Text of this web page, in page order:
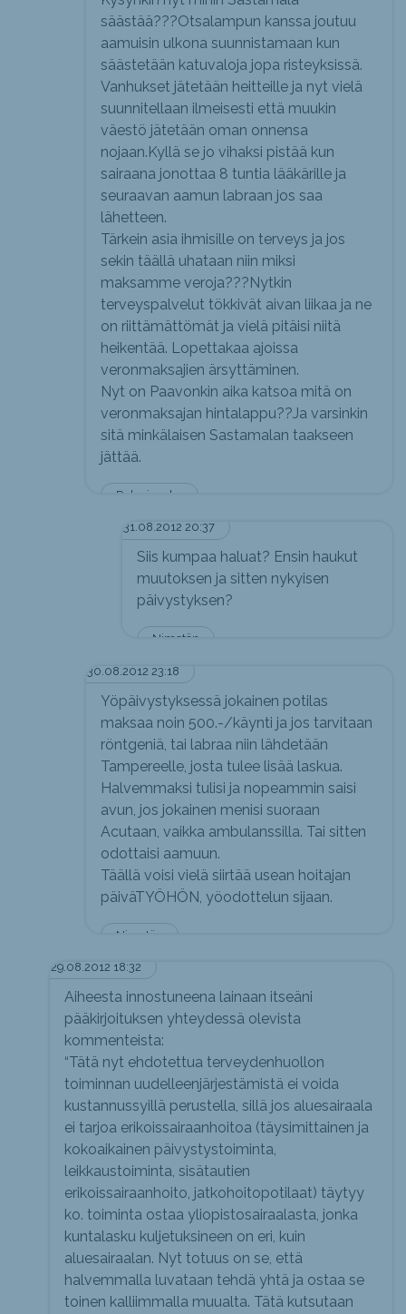
Raha ja raha
säästää???Otsalampun kanssa joutuu
aamuisin ulkona suunnistamaan kun
säästetään katuvaloja jopa risteyksissä.
Vanhukset jätetään heitteille ja nyt vielä
suunnitellaan ilmeisesti että muukin
väestö jätetään oman onnensa
nojaan.Kyllä se jo vihaksi pistää kun
sairaana jonottaa 8 tuntia lääkärille ja
seuraavan aamun labraan jos saa
lähetteen.
Tärkein asia ihmisille on terveys ja jos
sekin täällä uhataan niin miksi
maksamme veroja???Nytkin
terveyspalvelut tökkivät aivan liikaa ja ne
on riittämättömät ja vielä pitäisi niitä
heikentää. Lopettakaa ajoissa
veronmaksajien ärsyttäminen.
Nyt on Paavonkin aika katsoa mitä on
veronmaksajan hintalappu??Ja varsinkin
sitä minkälaisen Sastamalan taakseen
jättää.
31.08.2012 20:37
Nimetön
Siis kumpaa haluat? Ensin haukut
muutoksen ja sitten nykyisen
päivystyksen?
30.08.2012 23:18
Nimetön
Yöpäivystyksessä jokainen potilas
maksaa noin 500.-/käynti ja jos tarvitaan
röntgeniä, tai labraa niin lähdetään
Tampereelle, josta tulee lisää laskua.
Halvemmaksi tulisi ja nopeammin saisi
avun, jos jokainen menisi suoraan
Acutaan, vaikka ambulanssilla. Tai sitten
odottaisi aamuun.
Täällä voisi vielä siirtää usean hoitajan
päiväTYÖHÖN, yöodottelun sijaan.
29.08.2012 18:32
Aiheesta innostuneena lainaan itseäni
pääkirjoituksen yhteydessä olevista
kommenteista:
“Tätä nyt ehdotettua terveydenhuollon
toiminnan uudelleenjärjestämistä ei voida
kustannussyillä perustella, sillä jos aluesairaala
ei tarjoa erikoissairaanhoitoa (täysimittainen ja
kokoaikainen päivystystoiminta,
leikkaustoiminta, sisätautien
erikoissairaanhoito, jatkohoitopotilaat) täytyy
ko. toiminta ostaa yliopistosairaalasta, jonka
kuntalasku kuljetuksineen on eri, kuin
aluesairaalan. Nyt totuus on se, että
halvemmalla luvataan tehdä yhtä ja ostaa se
toinen kalliimmalla muualta. Tätä kutsutaan